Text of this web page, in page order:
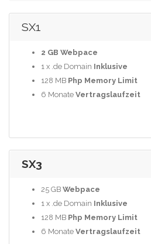
SX1
2 GB Webpace
1 x .de Domain Inklusive
128 MB Php Memory Limit
6 Monate Vertragslaufzeit
SX3
25 GB Webpace
1 x .de Domain Inklusive
128 MB Php Memory Limit
6 Monate Vertragslaufzeit